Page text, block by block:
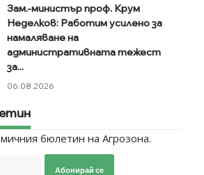
Зам.-министър проф. Крум
Неделков: Работим усилено за
намаляване на
административната тежест
за...
06.08.2026
бюлетин на Агрозона.
Абонирай се